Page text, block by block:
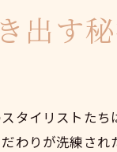
出す
タイリストたち
りが洗練され